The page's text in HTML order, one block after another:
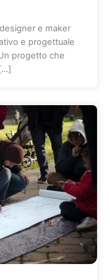
e maker
e progettuale
progetto che